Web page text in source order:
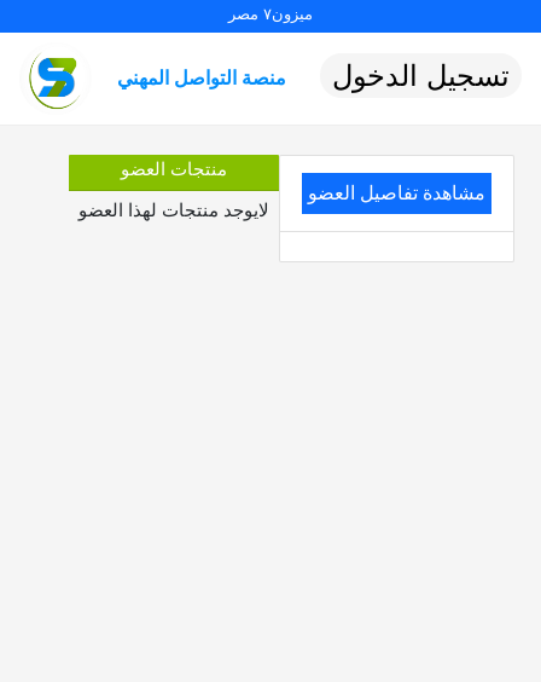
ميزون٧ مصر
منصة التواصل المهني تسجيل الدخول
مشاهدة تفاصيل العضو
منتجات العضو
لايوجد منتجات لهذا العضو